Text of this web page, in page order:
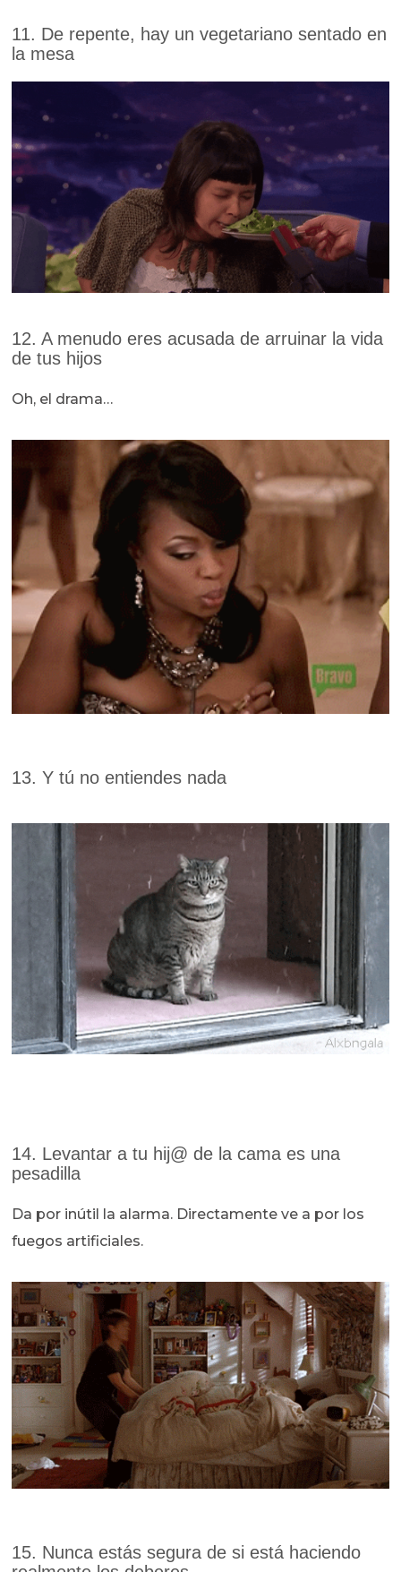
11. De repente, hay un vegetariano sentado en
la mesa
12. A menudo eres acusada de arruinar la vida
de tus hijos
Oh, el drama…
13. Y tú no entiendes nada
14. Levantar a tu hij@ de la cama es una
pesadilla
Da por inútil la alarma. Directamente ve a por los
fuegos artificiales.
15. Nunca estás segura de si está haciendo